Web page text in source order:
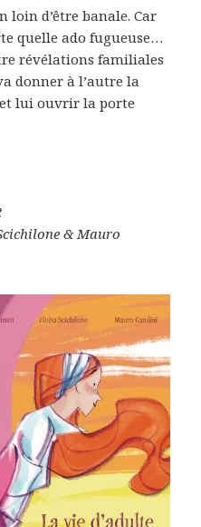
loin d’être banale. Car
quelle ado fugueuse…
révélations familiales
donner à l’autre la
lui ouvrir la porte
& Mauro